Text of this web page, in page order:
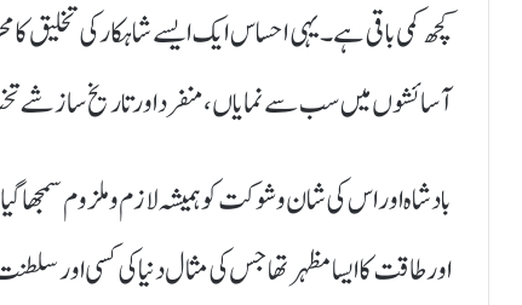
کچھ کمی باقی ہے۔ یہی احساس ایک ایسے شاہکار کی
آسائشوں میں سب سے نمایاں، منفرد اور تاریخ ساز شے
بادشاہ اور اس کی شان و شوکت کو ہمیشہ لازم و ملزوم
اور طاقت کا ایسا مظہر تھا جس کی مثال دنیا کی کسی اور